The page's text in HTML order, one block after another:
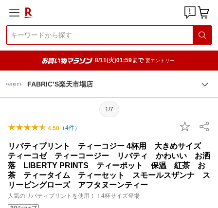
8/11(火)01:59まで 要エントリー
FABRIC’S楽天市場店
1/7
4.50 （4件）
リバティプリント ティーコジー 4杯用 大きめサイズ
ティーコゼ ティーコージー リバティ かわいい お洒
落 LIBERTY PRINTS ティーポット 保温 紅茶 お
茶 ティータイム ティーセット スモールスザンナ ス
リーピングローズ アフタヌーンティー
人気のリバティプリントを使用！！4杯サイズ登場